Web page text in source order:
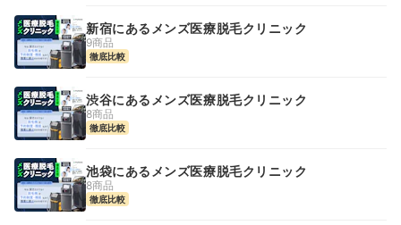
新宿にあるメンズ医療脱毛クリニック
9商品
徹底比較
渋谷にあるメンズ医療脱毛クリニック
8商品
徹底比較
池袋にあるメンズ医療脱毛クリニック
8商品
徹底比較